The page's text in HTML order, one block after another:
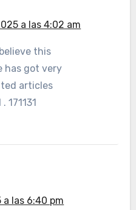
a las 4:02 am
this
has got very
articles
171131
las 6:40 pm